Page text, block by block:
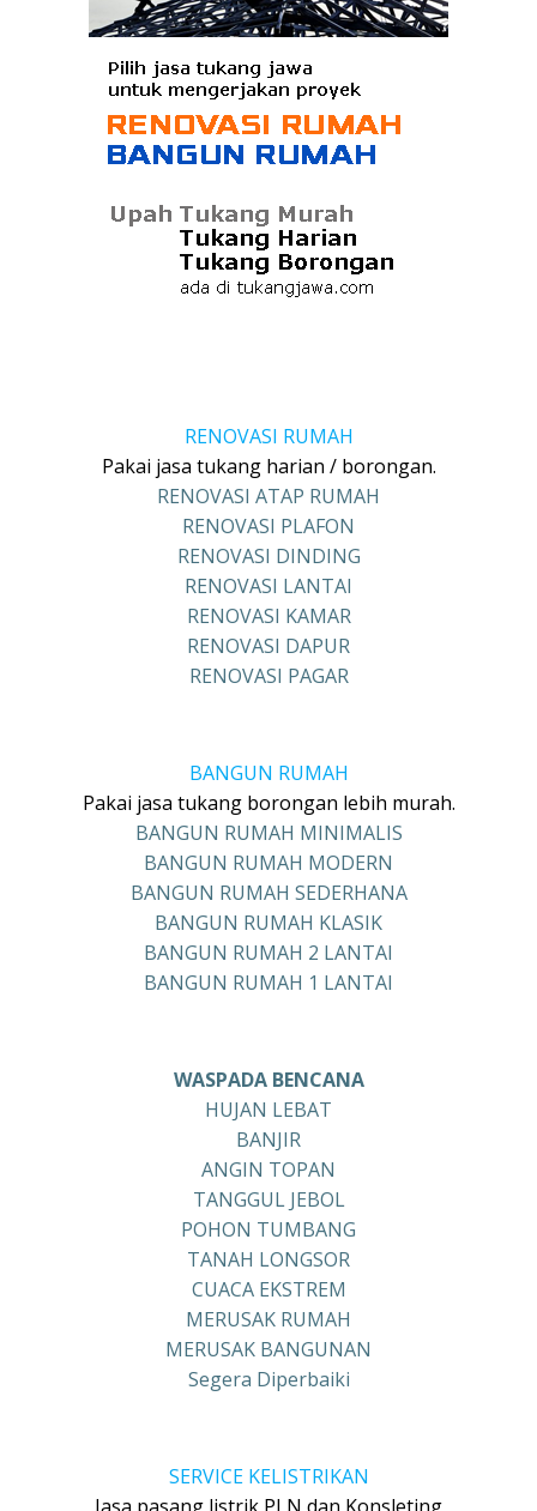
RENOVASI RUMAH
Pakai jasa tukang harian / borongan.
RENOVASI ATAP RUMAH
RENOVASI PLAFON
RENOVASI DINDING
RENOVASI LANTAI
RENOVASI KAMAR
RENOVASI DAPUR
RENOVASI PAGAR
BANGUN RUMAH
Pakai jasa tukang borongan lebih murah.
BANGUN RUMAH MINIMALIS
BANGUN RUMAH MODERN
BANGUN RUMAH SEDERHANA
BANGUN RUMAH KLASIK
BANGUN RUMAH 2 LANTAI
BANGUN RUMAH 1 LANTAI
WASPADA BENCANA
HUJAN LEBAT
BANJIR
ANGIN TOPAN
TANGGUL JEBOL
POHON TUMBANG
TANAH LONGSOR
CUACA EKSTREM
MERUSAK RUMAH
MERUSAK BANGUNAN
Segera Diperbaiki
SERVICE KELISTRIKAN